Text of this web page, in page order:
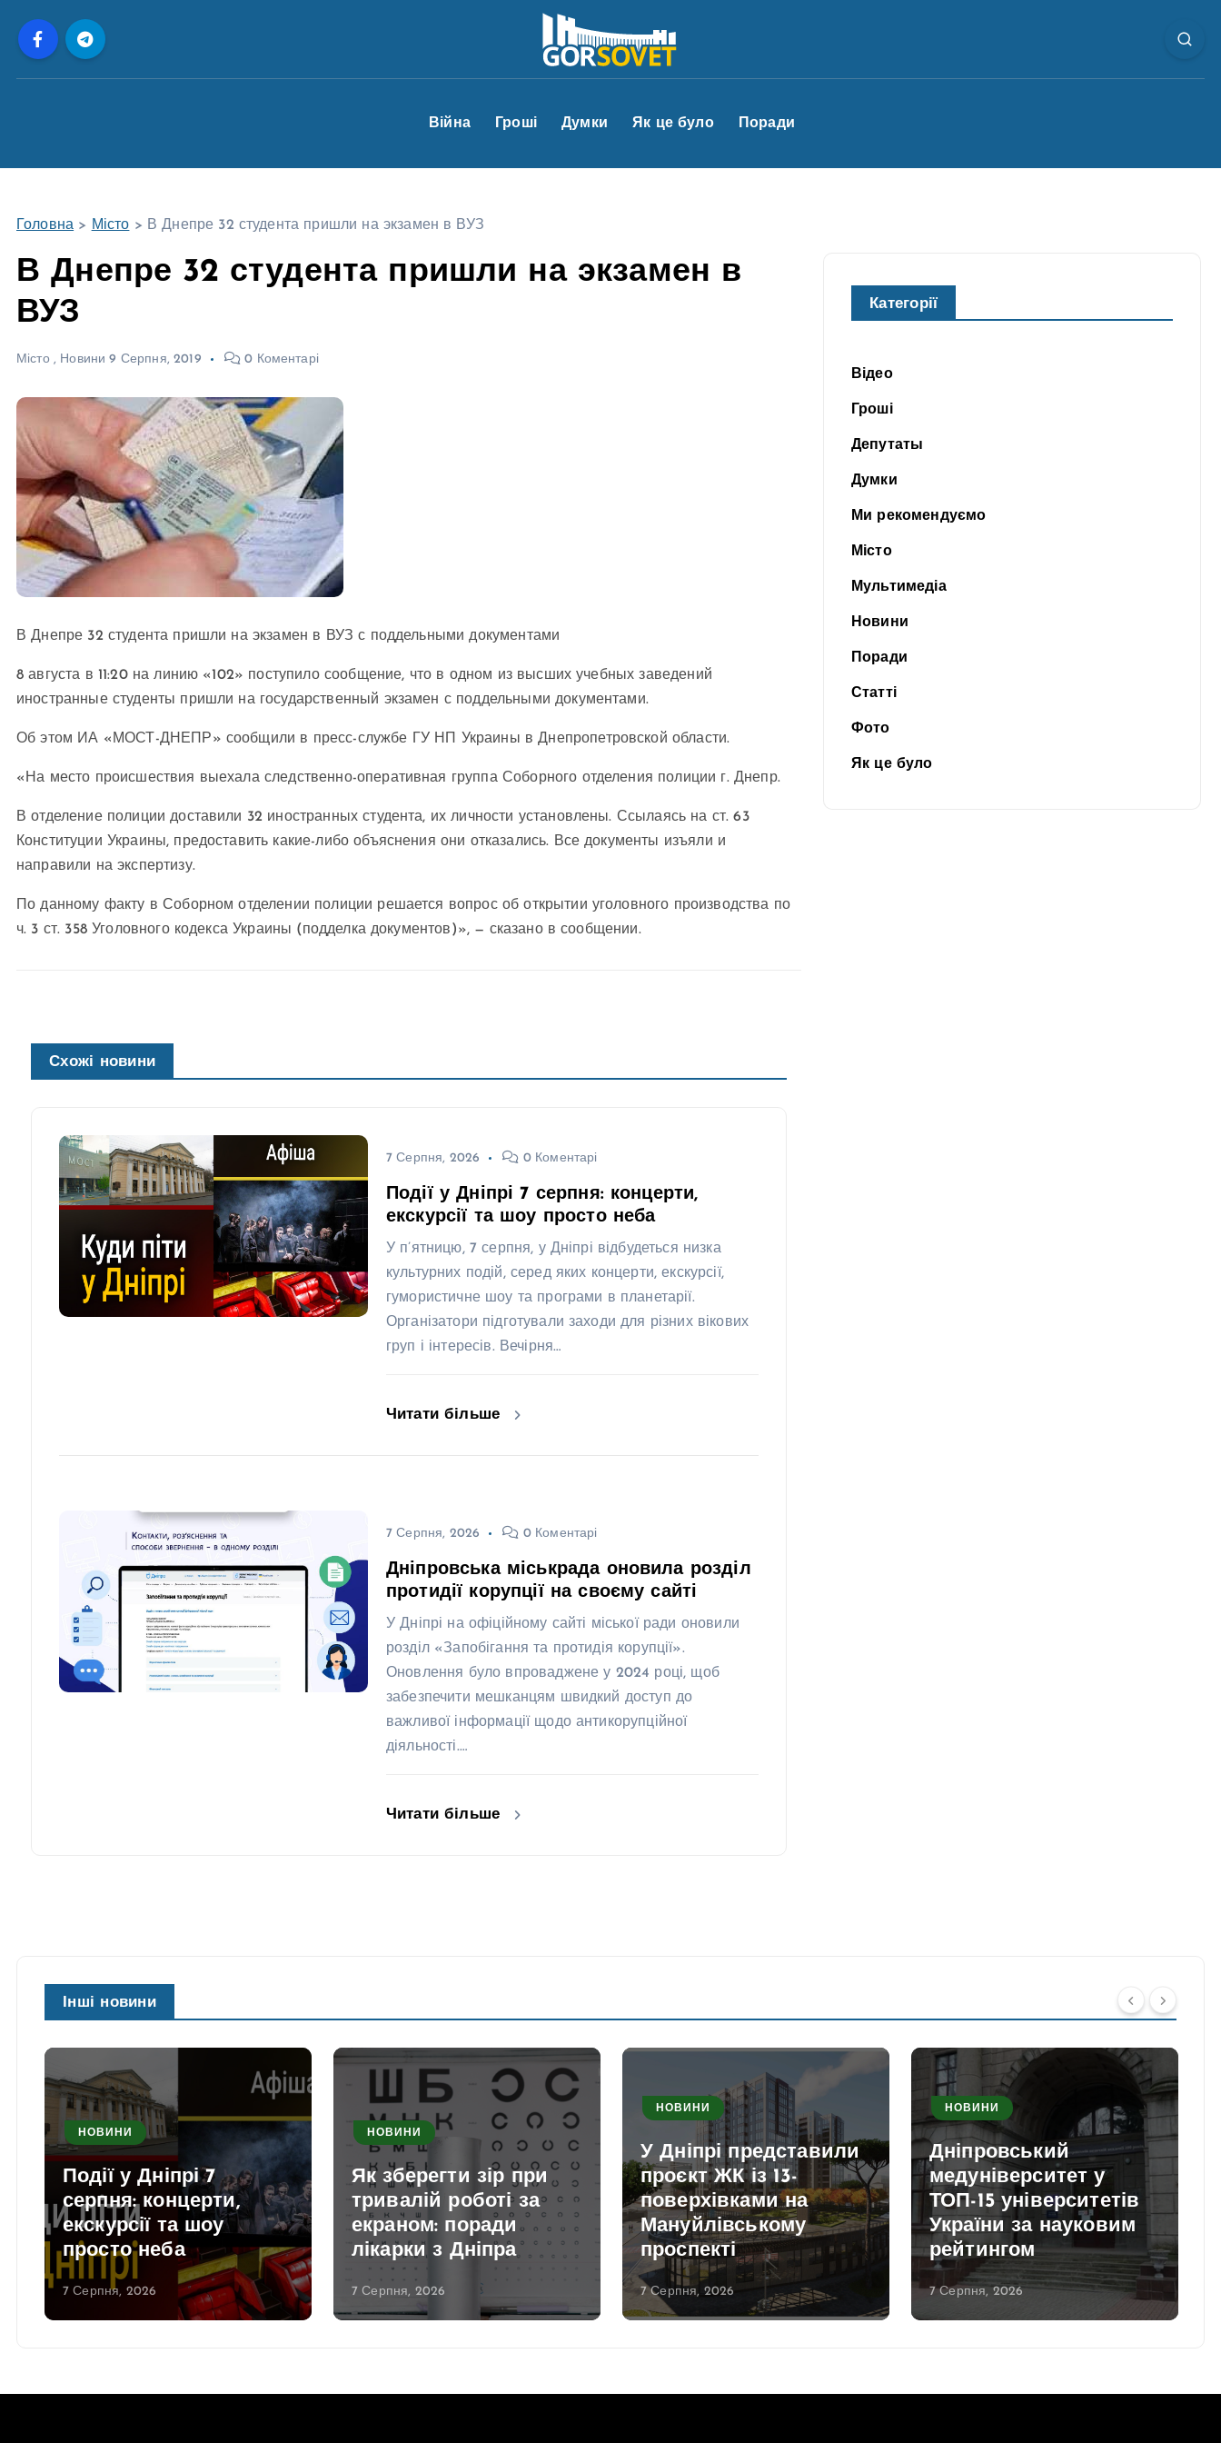
Війна Гроші Думки Як це було Поради
Головна > Місто > В Днепре 32 студента пришли на экзамен в ВУЗ
В Днепре 32 студента пришли на экзамен в
ВУЗ
Місто, Новини 9 Серпня, 2019 0 Коментарі
В Днепре 32 студента пришли на экзамен в ВУЗ с поддельными документами
8 августа в 11:20 на линию «102» поступило сообщение, что в одном из высших учебных заведений
иностранные студенты пришли на государственный экзамен с поддельными документами.
Об этом ИА «МОСТ-ДНЕПР» сообщили в пресс-службе ГУ НП Украины в Днепропетровской области.
«На место происшествия выехала следственно-оперативная группа Соборного отделения полиции г. Днепр.
В отделение полиции доставили 32 иностранных студента, их личности установлены. Ссылаясь на ст. 63
Конституции Украины, предоставить какие-либо объяснения они отказались. Все документы изъяли и
направили на экспертизу.
По данному факту в Соборном отделении полиции решается вопрос об открытии уголовного производства по
ч. 3 ст. 358 Уголовного кодекса Украины (подделка документов)», — сказано в сообщении.
Схожі новини
7 Серпня, 2026 0 Коментарі
Події у Дніпрі 7 серпня: концерти,
екскурсії та шоу просто неба
У п’ятницю, 7 серпня, у Дніпрі відбудеться низка
культурних подій, серед яких концерти, екскурсії,
гумористичне шоу та програми в планетарії.
Організатори підготували заходи для різних вікових
груп і інтересів. Вечірня…
Читати більше
7 Серпня, 2026 0 Коментарі
Дніпровська міськрада оновила розділ
протидії корупції на своєму сайті
У Дніпрі на офіційному сайті міської ради оновили
розділ «Запобігання та протидія корупції».
Оновлення було впроваджене у 2024 році, щоб
забезпечити мешканцям швидкий доступ до
важливої інформації щодо антикорупційної
діяльності.…
Читати більше
Категорії
Відео
Гроші
Депутаты
Думки
Ми рекомендуємо
Місто
Мультимедіа
Новини
Поради
Статті
Фото
Як це було
Інші новини
НОВИНИ
Події у Дніпрі 7
серпня: концерти,
екскурсії та шоу
просто неба
7 Серпня, 2026
НОВИНИ
Як зберегти зір при
тривалій роботі за
екраном: поради
лікарки з Дніпра
7 Серпня, 2026
НОВИНИ
У Дніпрі представили
проєкт ЖК із 13-
поверхівками на
Мануйлівському
проспекті
7 Серпня, 2026
НОВИНИ
Дніпровський
медуніверситет у
ТОП-15 університетів
України за науковим
рейтингом
7 Серпня, 2026